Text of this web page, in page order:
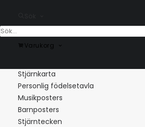
Varukorg
Populära kategorier
Stjärnkarta
Personlig födelsetavla
Musikposters
Barnposters
Stjärntecken